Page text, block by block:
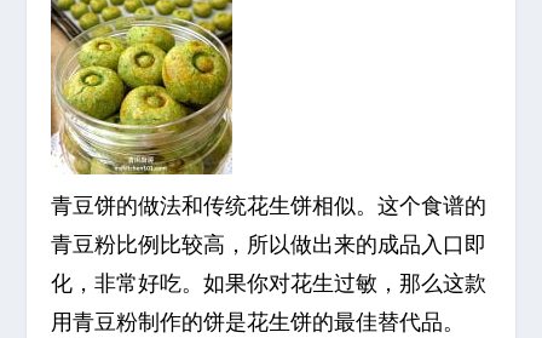
青豆饼的做法和传统花生饼相似。这个食谱的
青豆粉比例比较高，所以做出来的成品入口即
化，非常好吃。如果你对花生过敏，那么这款
用青豆粉制作的饼是花生饼的最佳替代品。